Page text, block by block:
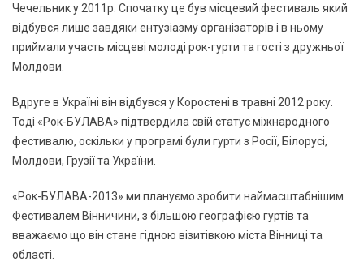
Чечельник у 2011р. Спочатку це був мiсцевий фестиваль який
відбувся лише завдяки ентузiазму органiзаторiв i в ньому
приймали участь мiсцеві молодi рок-гурти та гостi з дружньої
Молдови.
Вдруге в Українi вiн вiдбувся у Коростенi в травнi 2012 року.
Тоді «Рок-БУЛАВА» пiдтвердила свiй статус мiжнародного
фестивалю, оскільки у програмі були гурти з Росiї, Бiлорусi,
Молдови, Грузiї та України.
«Рок-БУЛАВА-2013» ми плануємо зробити наймасштабнiшим
Фестивалем Вiнничини, з більшою географією гуртів та
вважаємо що він стане гідною візитівкою мiста Вiнницi та
областi.